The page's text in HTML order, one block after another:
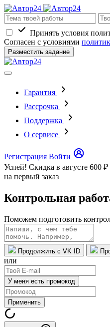
Принять условия
Согласен с условиями
Разместить задание
Гарантия
Рассрочка
Поддержка
О сервисе
Регистрация Войти
Успей! Скидка в августе 600 ₽
на первый заказ
Контрольная
Поможем подготовить
Продолжить с VK ID
или
У меня есть промокод
Применить